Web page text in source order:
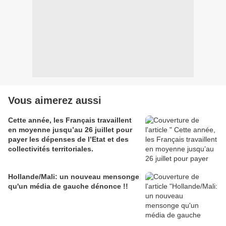
Vous aimerez aussi
Cette année, les Français travaillent
en moyenne jusqu’au 26 juillet pour
payer les dépenses de l’Etat et des
collectivités territoriales.
Hollande/Mali: un nouveau mensonge
qu'un média de gauche dénonce !!